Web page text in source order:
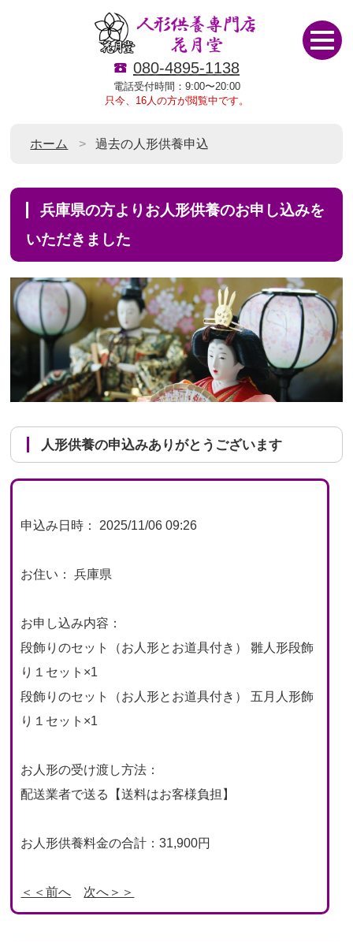
080-4895-1138
電話受付時間：9:00〜20:00
只今、16人の方が閲覧中です。
ホーム 過去の人形供養申込
兵庫県の方よりお人形供養のお申し込みを
いただきました
人形供養の申込みありがとうございます
申込み日時： 2025/11/06 09:26
お住い： 兵庫県
お申し込み内容：
段飾りのセット（お人形とお道具付き） 雛人形段飾
り１セット×1
段飾りのセット（お人形とお道具付き） 五月人形飾
り１セット×1
お人形の受け渡し方法：
配送業者で送る【送料はお客様負担】
お人形供養料金の合計：31,900円
＜＜前へ 次へ＞＞